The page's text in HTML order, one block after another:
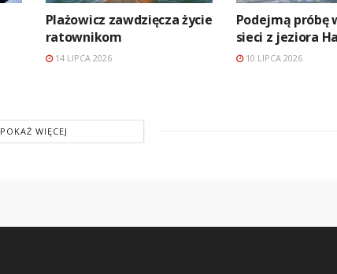
Plażowicz zawdzięcza życie
ratownikom
14 LIPCA 2026
Podejmą próbę
sieci z jeziora
10 LIPCA 2026
POKAŻ WIĘCEJ